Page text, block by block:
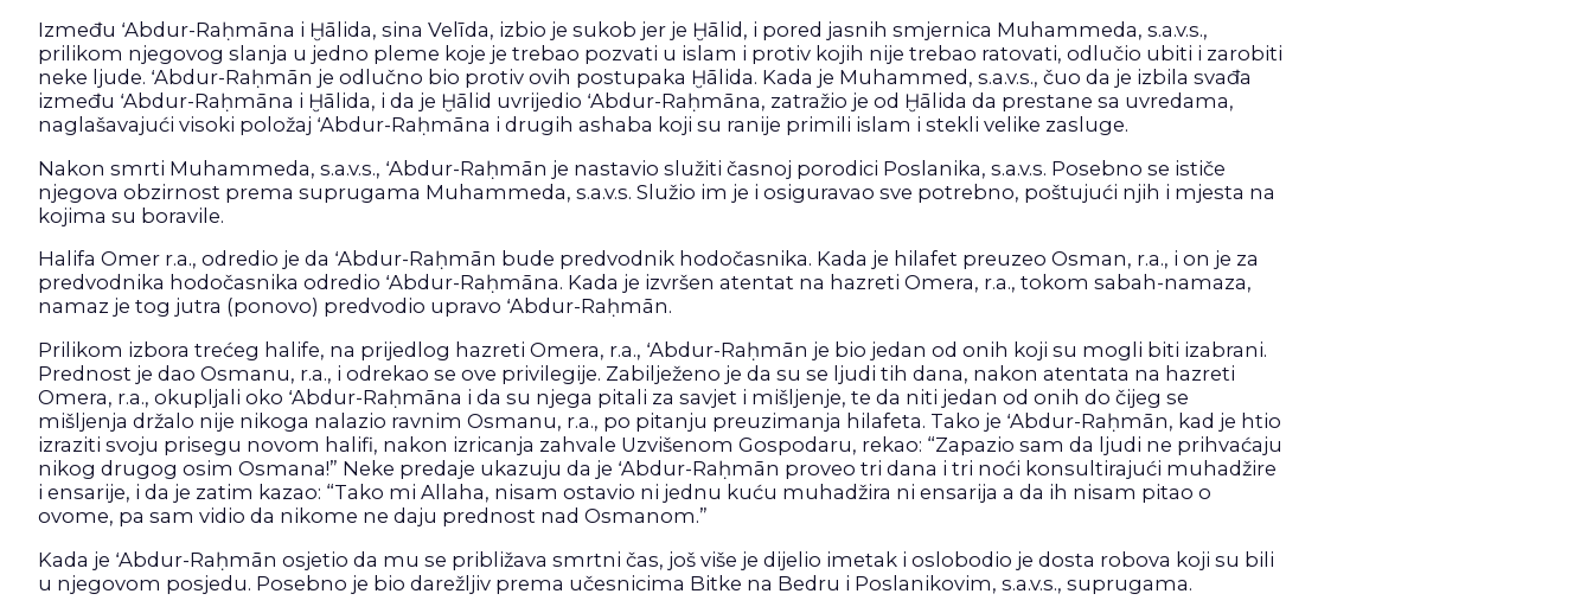
Između ʻAbdur-Raḥmāna i Ḫālida, sina Velīda, izbio je sukob jer je Ḫālid, i pored jasnih smjernica Muhammeda, s.a.v.s.,
prilikom njegovog slanja u jedno pleme koje je trebao pozvati u islam i protiv kojih nije trebao ratovati, odlučio ubiti i zarobiti
neke ljude. ʻAbdur-Raḥmān je odlučno bio protiv ovih postupaka Ḫālida. Kada je Muhammed, s.a.v.s., čuo da je izbila svađa
između ʻAbdur-Raḥmāna i Ḫālida, i da je Ḫālid uvrijedio ʻAbdur-Raḥmāna, zatražio je od Ḫālida da prestane sa uvredama,
naglašavajući visoki položaj ʻAbdur-Raḥmāna i drugih ashaba koji su ranije primili islam i stekli velike zasluge.
Nakon smrti Muhammeda, s.a.v.s., ʻAbdur-Raḥmān je nastavio služiti časnoj porodici Poslanika, s.a.v.s. Posebno se ističe
njegova obzirnost prema suprugama Muhammeda, s.a.v.s. Služio im je i osiguravao sve potrebno, poštujući njih i mjesta na
kojima su boravile.
Halifa Omer r.a., odredio je da ʻAbdur-Raḥmān bude predvodnik hodočasnika. Kada je hilafet preuzeo Osman, r.a., i on je za
predvodnika hodočasnika odredio ʻAbdur-Raḥmāna. Kada je izvršen atentat na hazreti Omera, r.a., tokom sabah-namaza,
namaz je tog jutra (ponovo) predvodio upravo ʻAbdur-Raḥmān.
Prilikom izbora trećeg halife, na prijedlog hazreti Omera, r.a., ʻAbdur-Raḥmān je bio jedan od onih koji su mogli biti izabrani.
Prednost je dao Osmanu, r.a., i odrekao se ove privilegije. Zabilježeno je da su se ljudi tih dana, nakon atentata na hazreti
Omera, r.a., okupljali oko ʻAbdur-Raḥmāna i da su njega pitali za savjet i mišljenje, te da niti jedan od onih do čijeg se
mišljenja držalo nije nikoga nalazio ravnim Osmanu, r.a., po pitanju preuzimanja hilafeta. Tako je ʻAbdur-Raḥmān, kad je htio
izraziti svoju prisegu novom halifi, nakon izricanja zahvale Uzvišenom Gospodaru, rekao: “Zapazio sam da ljudi ne prihvaćaju
nikog drugog osim Osmana!” Neke predaje ukazuju da je ʻAbdur-Raḥmān proveo tri dana i tri noći konsultirajući muhadžire
i ensarije, i da je zatim kazao: “Tako mi Allaha, nisam ostavio ni jednu kuću muhadžira ni ensarija a da ih nisam pitao o
ovome, pa sam vidio da nikome ne daju prednost nad Osmanom.”
Kada je ʻAbdur-Raḥmān osjetio da mu se približava smrtni čas, još više je dijelio imetak i oslobodio je dosta robova koji su bili
u njegovom posjedu. Posebno je bio darežljiv prema učesnicima Bitke na Bedru i Poslanikovim, s.a.v.s., suprugama.